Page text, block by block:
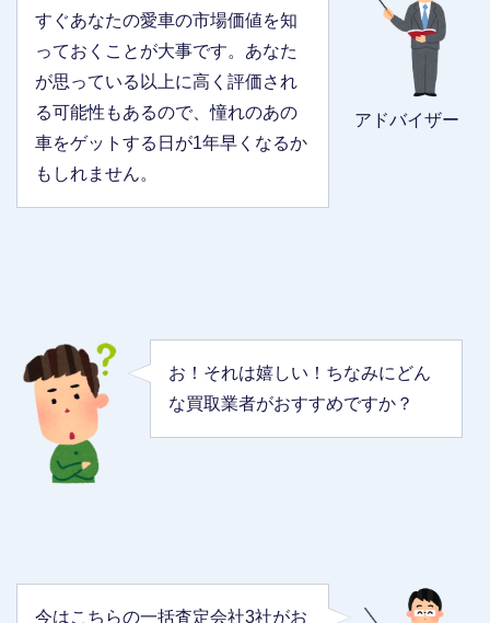
アドバイザー
すぐあなたの愛車の市場価値を知
っておくことが大事です。あなた
が思っている以上に高く評価され
る可能性もあるので、憧れのあの
車をゲットする日が1年早くなるか
もしれません。
お！それは嬉しい！ちなみにどん
な買取業者がおすすめですか？
今はこちらの一括査定会社3社がお